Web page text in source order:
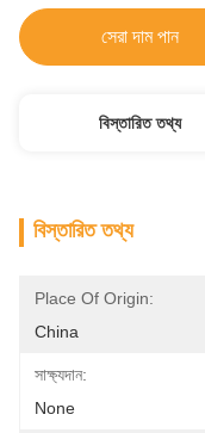
সেরা দাম পান
বিস্তারিত তথ্য
বিস্তারিত তথ্য
Place Of Origin:
China
সাক্ষ্যদান:
None